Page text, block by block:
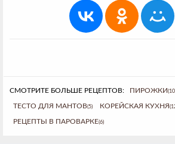
СМОТРИТЕ БОЛЬШЕ РЕЦЕПТОВ: ПИРОЖКИ
ТЕСТО ДЛЯ МАНТОВ(5) КОРЕЙСКАЯ КУХНЯ
РЕЦЕПТЫ В ПАРОВАРКЕ(6)